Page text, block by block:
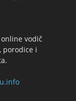
vodič
porodice i